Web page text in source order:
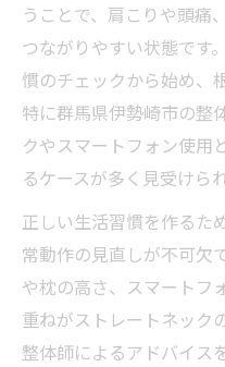
うことで、肩こりや頭痛
つながりやすい状態です
慣のチェックから始め、
特に群馬県伊勢崎市の整
クやスマートフォン使用
るケースが多く見受けられ
正しい生活習慣を作るた
常動作の見直しが不可欠
や枕の高さ、スマートフ
重ねがストレートネック
整体師によるアドバイス